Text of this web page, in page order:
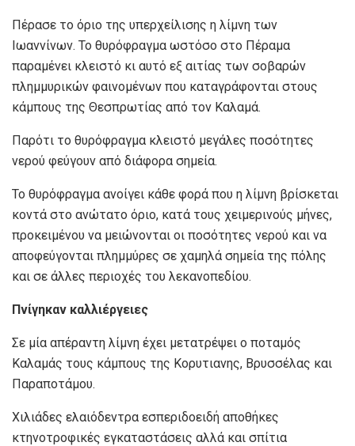
Πέρασε το όριο της υπερχείλισης η λίμνη των
Ιωαννίνων. Το θυρόφραγμα ωστόσο στο Πέραμα
παραμένει κλειστό κι αυτό εξ αιτίας των σοβαρών
πλημμυρικών φαινομένων που καταγράφονται στους
κάμπους της Θεσπρωτίας από τον Καλαμά.
Παρότι το θυρόφραγμα κλειστό μεγάλες ποσότητες
νερού φεύγουν από διάφορα σημεία.
Το θυρόφραγμα ανοίγει κάθε φορά που η λίμνη βρίσκεται
κοντά στο ανώτατο όριο, κατά τους χειμερινούς μήνες,
προκειμένου να μειώνονται οι ποσότητες νερού και να
αποφεύγονται πλημμύρες σε χαμηλά σημεία της πόλης
και σε άλλες περιοχές του λεκανοπεδίου.
Πνίγηκαν καλλιέργειες
Σε μία απέραντη λίμνη έχει μετατρέψει ο ποταμός
Καλαμάς τους κάμπους της Κορυτιανης, Βρυσσέλας και
Παραποτάμου.
Χιλιάδες ελαιόδεντρα εσπεριδοειδή αποθήκες
κτηνοτροφικές εγκαταστάσεις αλλά και σπίτια